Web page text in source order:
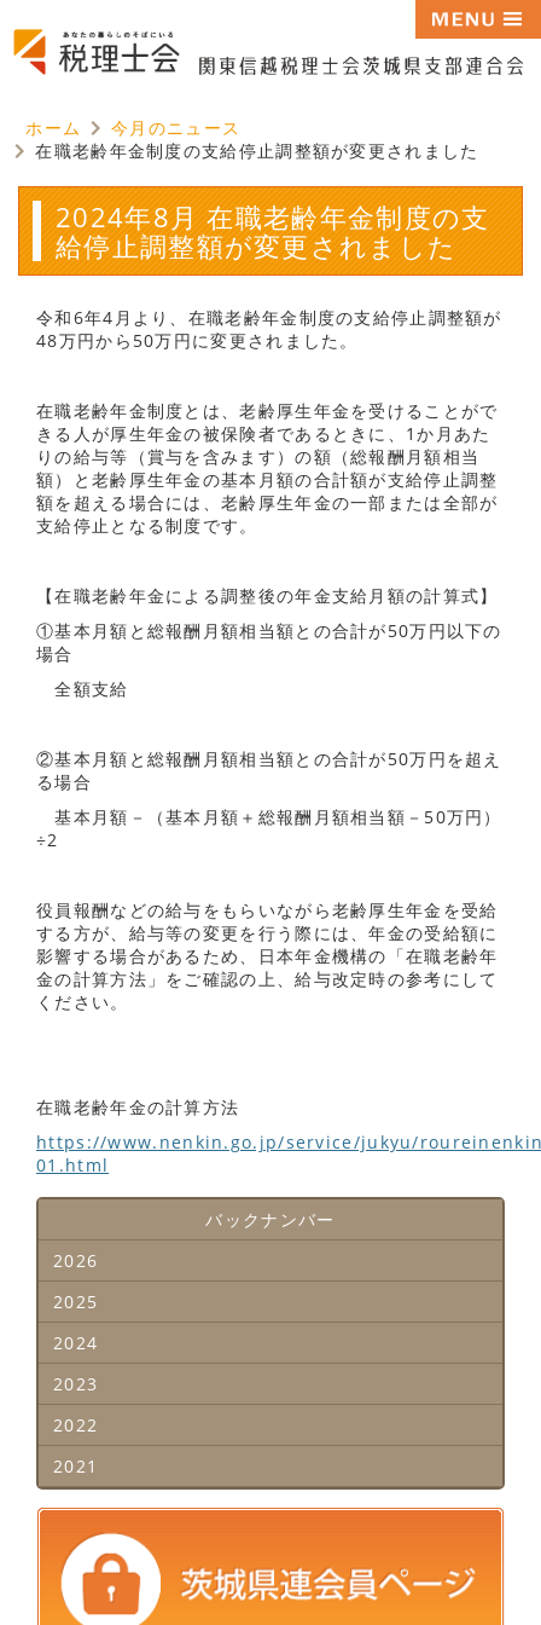
ホーム
今月のニュース
在職老齢年金制度の支給停止調整額が変更されました
2024年8月 在職老齢年金制度の支
給停止調整額が変更されました
令和6年4月より、在職老齢年金制度の支給停止調整額が
48万円から50万円に変更されました。
在職老齢年金制度とは、老齢厚生年金を受けることがで
きる人が厚生年金の被保険者であるときに、1か月あた
りの給与等（賞与を含みます）の額（総報酬月額相当
額）と老齢厚生年金の基本月額の合計額が支給停止調整
額を超える場合には、老齢厚生年金の一部または全部が
支給停止となる制度です。
【在職老齢年金による調整後の年金支給月額の計算式】
①基本月額と総報酬月額相当額との合計が50万円以下の
場合
全額支給
②基本月額と総報酬月額相当額との合計が50万円を超え
る場合
基本月額－（基本月額＋総報酬月額相当額－50万円）
÷2
役員報酬などの給与をもらいながら老齢厚生年金を受給
する方が、給与等の変更を行う際には、年金の受給額に
影響する場合があるため、日本年金機構の「在職老齢年
金の計算方法」をご確認の上、給与改定時の参考にして
ください。
在職老齢年金の計算方法
https://www.nenkin.go.jp/service/jukyu/
01.html
バックナンバー
2026
2025
2024
2023
2022
2021